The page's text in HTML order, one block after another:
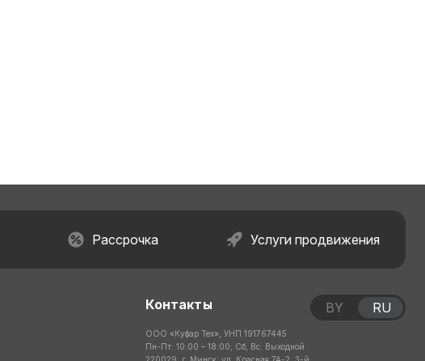
Рассрочка Услуги продвижения
Контакты
ООО «Куфар Тех», УНП 191767445
Пн-Пт: 10:00 – 18:00; Сб, Вс: Выходной
BY RU